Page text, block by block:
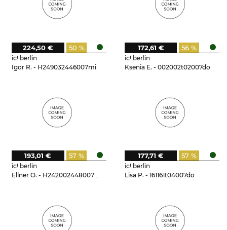
ic! berlin
Igor R. - H249032446007mi
50 %
224,50 €
ic! berlin
Ksenia E. - 002002t02007do
56 %
172,61 €
ic! berlin
Ellner O. - H242002448007mi
57 %
193,01 €
ic! berlin
Lisa P. - 161161t04007do
57 %
177,71 €